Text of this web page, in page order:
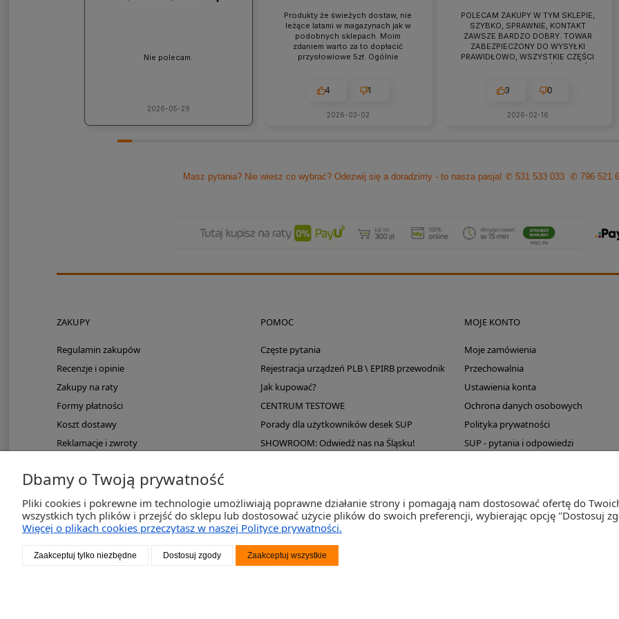
Nie polecam.
2026-05-29
Produkty że świeżych dostaw, nie
leżące latami w magazynach jak w
podobnych sklepach. Moim
zdaniem warto za to dopłacić
przysłowiowe 5zł. Ogólnie
jakieś problemy zawsze można
liczyć na szybką pomoc czy
Polecam z czystym sumieniem!
4 1
2026-03-02
POLECAM ZAKUPY W TYM SKLEPIE,
SZYBKO, SPRAWNIE, KONTAKT
ZAWSZE BARDZO DOBRY. TOWAR
ZABEZPIECZONY DO WYSYŁKI
PRAWIDŁOWO, WSZYSTKIE CZĘŚCI
BYŁY W ZESTAWIE. jEŻELI KTOŚ
WARTO TUTAJ
3 0
2026-02-16
Masz pytania? Nie wiesz co wybrać? Odezwij się a doradzimy - to nasza pasja!✆ 531 533 033 ✆ 796 521
ZAKUPY
Regulamin zakupów
Recenzje i opinie
Zakupy na raty
Formy płatności
Koszt dostawy
Reklamacje i zwroty
PayPo odroczona płatność
POMOC
Częste pytania
Rejestracja urządzeń PLB \ EPIRB przewodnik
Jak kupować?
CENTRUM TESTOWE
Porady dla użytkowników desek SUP
SHOWROOM: Odwiedź nas na Śląsku!
MOJE KONTO
Moje zamówienia
Przechowalnia
Ustawienia konta
Ochrona danych osobowych
Polityka prywatności
SUP - pytania i odpowiedzi
2K-Invest Sp. j. Ul. Św. Wojciecha 60, 41-922 Radzionków, śląskie NIP: 645-241-94-33 REGON:
Dbamy o Twoją prywatność
Pliki cookies i pokrewne im technologie umożliwiają poprawne działanie strony i pomagają nam dostosować ofertę do
wszystkich tych plików i przejść do sklepu lub dostosować użycie plików do swoich preferencji, wybierając opcję "Dostosuj
Więcej o plikach cookies przeczytasz w naszej Polityce prywatności.
Zaakceptuj tylko niezbędne Dostosuj zgody Zaakceptuj wszystkie